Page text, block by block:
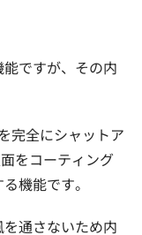
ですが、その内
完全にシャットア
をコーティング
機能です。
通さないため内